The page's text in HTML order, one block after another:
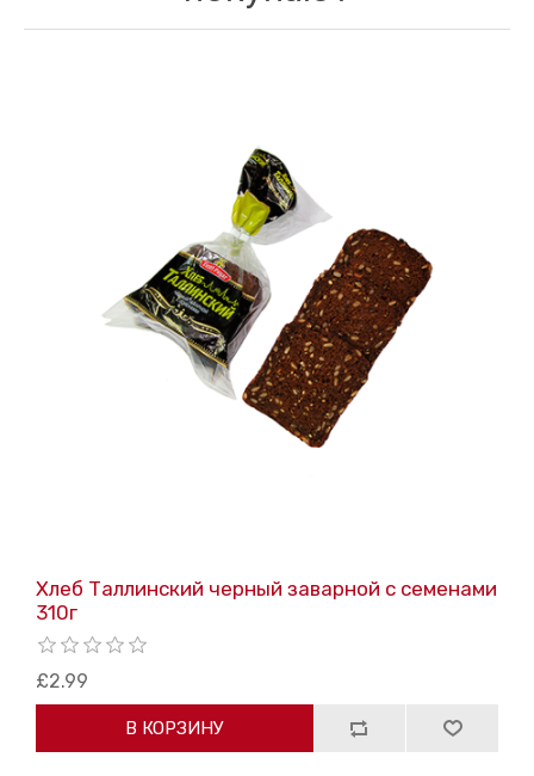
Хлеб Таллинский черный заварной с семенами
310г
£2.99
В КОРЗИНУ